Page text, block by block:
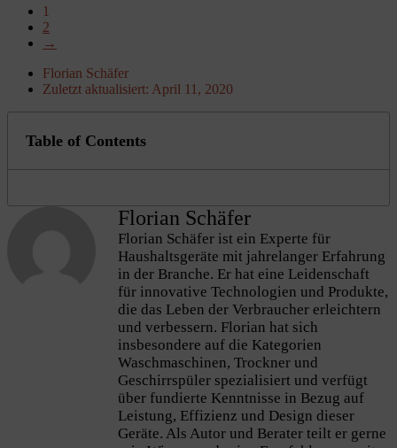
1
2
→
Florian Schäfer
Zuletzt aktualisiert: April 11, 2020
Table of Contents
Florian Schäfer
Florian Schäfer ist ein Experte für
Haushaltsgeräte mit jahrelanger Erfahrung
in der Branche. Er hat eine Leidenschaft
für innovative Technologien und Produkte,
die das Leben der Verbraucher erleichtern
und verbessern. Florian hat sich
insbesondere auf die Kategorien
Waschmaschinen, Trockner und
Geschirrspüler spezialisiert und verfügt
über fundierte Kenntnisse in Bezug auf
Leistung, Effizienz und Design dieser
Geräte. Als Autor und Berater teilt er gerne